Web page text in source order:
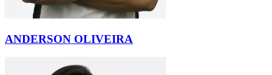
ANDERSON OLIVEIRA